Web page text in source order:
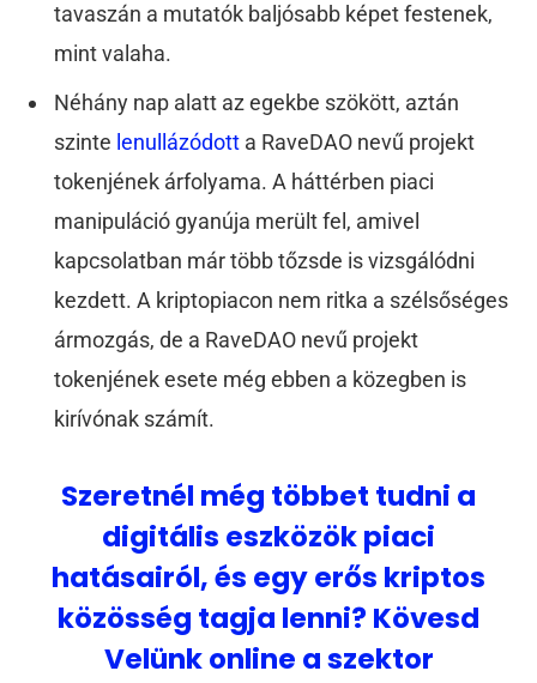
tavaszán a mutatók baljósabb képet festenek,
mint valaha.
Néhány nap alatt az egekbe szökött, aztán
szinte lenullázódott a RaveDAO nevű projekt
tokenjének árfolyama. A háttérben piaci
manipuláció gyanúja merült fel, amivel
kapcsolatban már több tőzsde is vizsgálódni
kezdett. A kriptopiacon nem ritka a szélsőséges
ármozgás, de a RaveDAO nevű projekt
tokenjének esete még ebben a közegben is
kirívónak számít.
Szeretnél még többet tudni a
digitális eszközök piaci
hatásairól, és egy erős kriptos
közösség tagja lenni? Kövesd
Velünk online a szektor